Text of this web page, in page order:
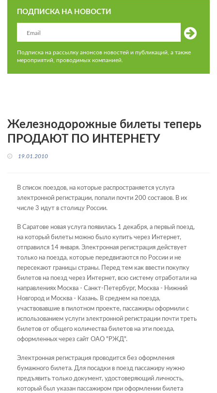
ПОДПИСКА НА НОВОСТИ
Подписка на рассылку анонсов новостей и публикаций, а также
мероприятий, проводимых компанией.
Железнодорожные билеты теперь
ПРОДАЮТ ПО ИНТЕРНЕТУ
19.01.2010
В список поездов, на которые распространяется услуга
электронной регистрации, попали почти 200 составов. В их
числе 3 идут в столицу России.
В Саратове новая услуга появилась 1 декабря, а первый поезд,
на который билеты можно было купить через Интернет,
отправился 14 января. Электронная регистрация действует
только на поезда, которые передвигаются по России и не
пересекают границы страны. Перед тем как ввести покупку
билетов на поезд через Интернет, всю систему отработали на
направлениях Москва - Санкт-Петербург, Москва - Нижний
Новгород и Москва - Казань. В среднем на поезда,
участвовавшие в пилотном проекте, пассажиры оформили с
использованием услуги электронной регистрации почти треть
билетов от общего количества билетов на эти поезда,
оформленных через сайт ОАО "РЖД".
Электронная регистрация проводится без оформления
бумажного билета. Для посадки в поезд пассажиру нужно
предъявить только документ, удостоверяющий личность,
который был указан пассажиром при оформлении билета